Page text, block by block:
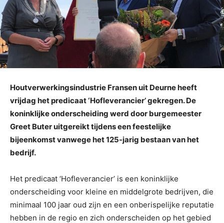
Houtverwerkingsindustrie Fransen uit Deurne heeft
vrijdag het predicaat ‘Hofleverancier’ gekregen. De
koninklijke onderscheiding werd door burgemeester
Greet Buter uitgereikt tijdens een feestelijke
bijeenkomst vanwege het 125-jarig bestaan van het
bedrijf.
Het predicaat ‘Hofleverancier’ is een koninklijke
onderscheiding voor kleine en middelgrote bedrijven, die
minimaal 100 jaar oud zijn en een onberispelijke reputatie
hebben in de regio en zich onderscheiden op het gebied